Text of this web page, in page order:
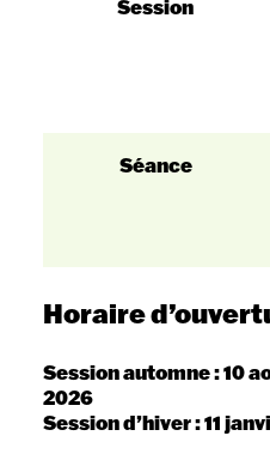
Session
Séance
Horaire
Session automne : 10
2026
Session d’hiver : 11